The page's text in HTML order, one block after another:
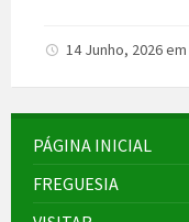
14 Junho, 2026em
PÁGINA INICIAL
FREGUESIA